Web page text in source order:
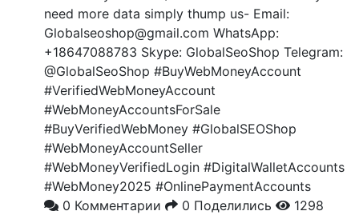
need more data simply thump us- Email:
Globalseoshop@gmail.com WhatsApp:
+18647088783 Skype: GlobalSeoShop Telegram:
@GlobalSeoShop #BuyWebMoneyAccount
#VerifiedWebMoneyAccount
#WebMoneyAccountsForSale
#BuyVerifiedWebMoney #GlobalSEOShop
#WebMoneyAccountSeller
#WebMoneyVerifiedLogin #DigitalWalletAccounts
#WebMoney2025 #OnlinePaymentAccounts
0 Комментарии
0 Поделились
1298